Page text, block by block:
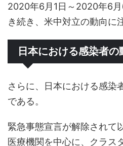
2020年6月1日～2020年6
き続き、米中対立の動向に
日本における感染者
さらに、日本における感染
である。
緊急事態宣言が解除されて
医療機関を中心に、クラス